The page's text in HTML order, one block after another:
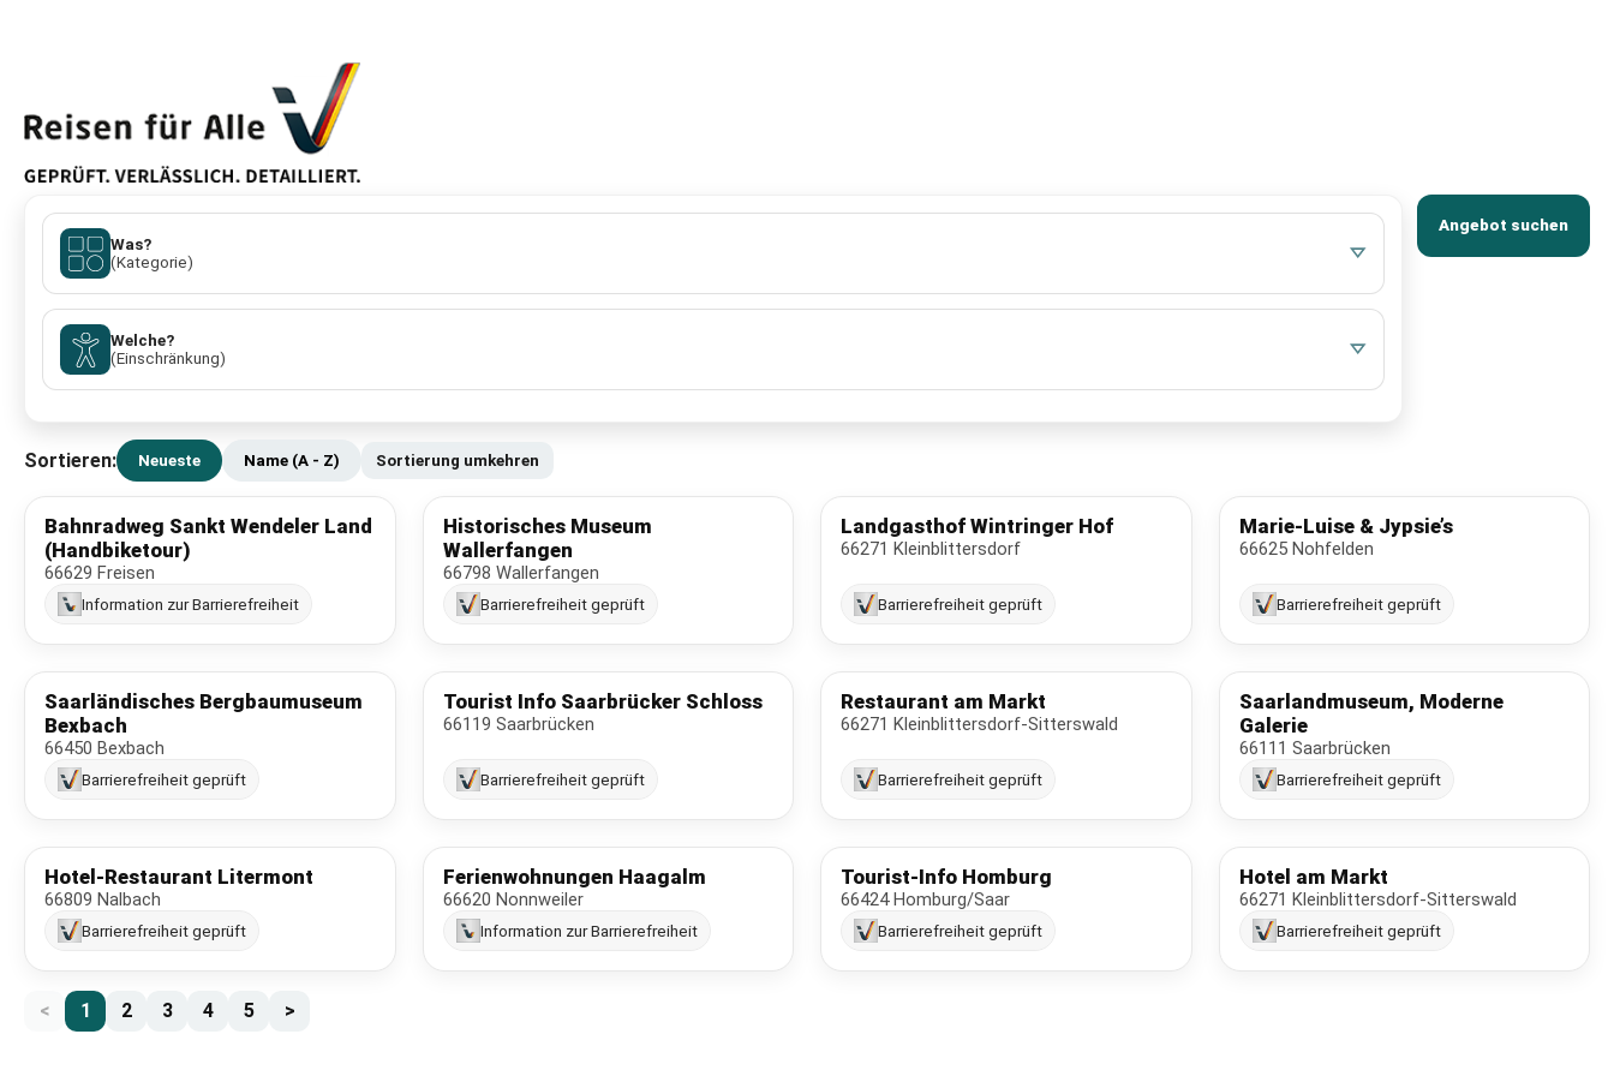
Was?
(Kategorie)
Welche?
(Einschränkung)
Angebot suchen
Sortieren: Neueste Name (A - Z) Sortierung umkehren
Bahnradweg Sankt Wendeler Land
(Handbiketour)
66629 Freisen
Information zur Barrierefreiheit
Historisches Museum
Wallerfangen
66798 Wallerfangen
Barrierefreiheit geprüft
Landgasthof Wintringer Hof
66271 Kleinblittersdorf
Barrierefreiheit geprüft
Marie-Luise & Jypsie’s
66625 Nohfelden
Barrierefreiheit geprüft
Saarländisches Bergbaumuseum
Bexbach
66450 Bexbach
Barrierefreiheit geprüft
Tourist Info Saarbrücker Schloss
66119 Saarbrücken
Barrierefreiheit geprüft
Restaurant am Markt
66271 Kleinblittersdorf-Sitterswald
Barrierefreiheit geprüft
Saarlandmuseum, Moderne
Galerie
66111 Saarbrücken
Barrierefreiheit geprüft
Hotel-Restaurant Litermont
66809 Nalbach
Barrierefreiheit geprüft
Ferienwohnungen Haagalm
66620 Nonnweiler
Information zur Barrierefreiheit
Tourist-Info Homburg
66424 Homburg/Saar
Barrierefreiheit geprüft
Hotel am Markt
66271 Kleinblittersdorf-Sitterswald
Barrierefreiheit geprüft
< 1 2 3 4 5 >